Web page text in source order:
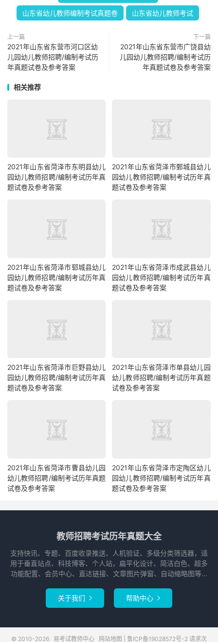
山东省幼儿教师编制考试真题卷 山东省幼儿教师考试
上一篇
2021年山东省东营市河口区幼
儿园幼儿教师招聘/编制考试历
年真题试卷及参考答案
下一篇
2021年山东省东营市广饶县幼
儿园幼儿教师招聘/编制考试历
年真题试卷及参考答案
相关推荐
2021年山东省菏泽市东明县幼儿
园幼儿教师招聘/编制考试历年真
题试卷及参考答案
2021年山东省菏泽市鄄城县幼儿
园幼儿教师招聘/编制考试历年真
题试卷及参考答案
2021年山东省菏泽市郓城县幼儿
园幼儿教师招聘/编制考试历年真
题试卷及参考答案
2021年山东省菏泽市成武县幼儿
园幼儿教师招聘/编制考试历年真
题试卷及参考答案
2021年山东省菏泽市巨野县幼儿
园幼儿教师招聘/编制考试历年真
题试卷及参考答案
2021年山东省菏泽市单县幼儿园
幼儿教师招聘/编制考试历年真题
试卷及参考答案
2021年山东省菏泽市曹县幼儿园
幼儿教师招聘/编制考试历年真题
试卷及参考答案
2021年山东省菏泽市定陶区幼儿
园幼儿教师招聘/编制考试历年真
题试卷及参考答案
教师招聘考试历年真题大全
支持快讯、专题、百度收录推送、人机验证、多级分类筛选器，适
用于垂直站点、科技博客、个人站，扁平化设计、简洁白色、超多
功能配置、会员中心、直达链接、文章图片弹窗、自动缩略图等...
关于我们  帮助中心 
© 2010-2026 易考试教师中心 网站地图 鲁ICP备19028572号-2 请求次